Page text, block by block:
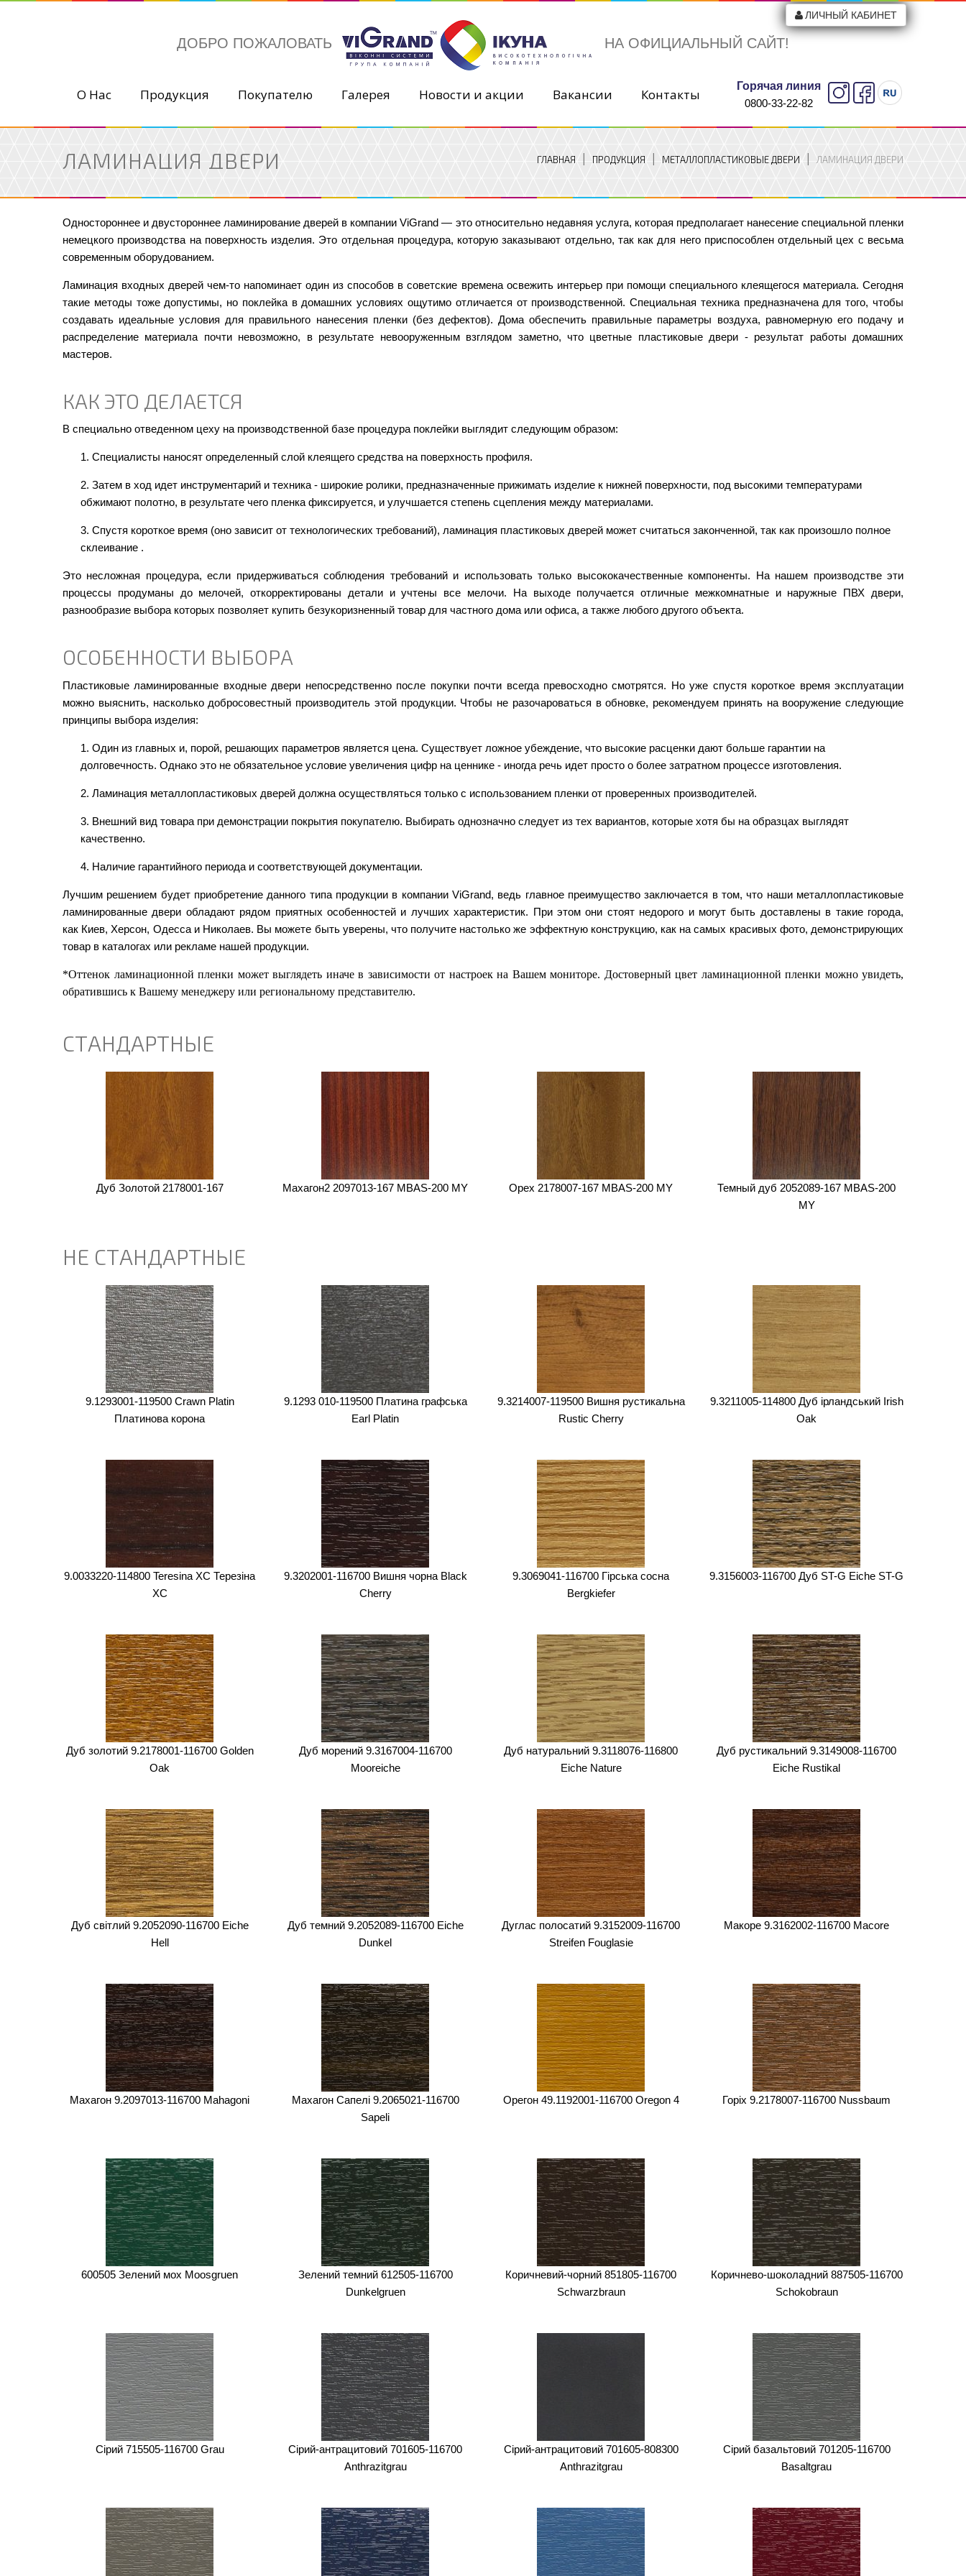
ЛИЧНЫЙ КАБИНЕТ
ДОБРО ПОЖАЛОВАТЬ НА ОФИЦИАЛЬНЫЙ САЙТ!
О Нас Продукция Покупателю Галерея Новости и акции Вакансии Контакты
Горячая линия
0800-33-22-82
ЛАМИНАЦИЯ ДВЕРИ ГЛАВНАЯ ПРОДУКЦИЯ МЕТАЛЛОПЛАСТИКОВЫЕ ДВЕРИ ЛАМИНАЦИЯ ДВЕРИ
Одностороннее и двустороннее ламинирование дверей в компании ViGrand — это относительно недавняя услуга, которая предполагает нанесение специальной пленки
немецкого производства на поверхность изделия. Это отдельная процедура, которую заказывают отдельно, так как для него приспособлен отдельный цех с весьма
современным оборудованием.
Ламинация входных дверей чем-то напоминает один из способов в советские времена освежить интерьер при помощи специального клеящегося материала. Сегодня
такие методы тоже допустимы, но поклейка в домашних условиях ощутимо отличается от производственной. Специальная техника предназначена для того, чтобы
создавать идеальные условия для правильного нанесения пленки (без дефектов). Дома обеспечить правильные параметры воздуха, равномерную его подачу и
распределение материала почти невозможно, в результате невооруженным взглядом заметно, что цветные пластиковые двери - результат работы домашних
мастеров.
КАК ЭТО ДЕЛАЕТСЯ
В специально отведенном цеху на производственной базе процедура поклейки выглядит следующим образом:
Специалисты наносят определенный слой клеящего средства на поверхность профиля.
Затем в ход идет инструментарий и техника - широкие ролики, предназначенные прижимать изделие к нижней поверхности, под высокими температурами
обжимают полотно, в результате чего пленка фиксируется, и улучшается степень сцепления между материалами.
Спустя короткое время (оно зависит от технологических требований), ламинация пластиковых дверей может считаться законченной, так как произошло полное
склеивание .
Это несложная процедура, если придерживаться соблюдения требований и использовать только высококачественные компоненты. На нашем производстве эти
процессы продуманы до мелочей, откорректированы детали и учтены все мелочи. На выходе получается отличные межкомнатные и наружные ПВХ двери,
разнообразие выбора которых позволяет купить безукоризненный товар для частного дома или офиса, а также любого другого объекта.
ОСОБЕННОСТИ ВЫБОРА
Пластиковые ламинированные входные двери непосредственно после покупки почти всегда превосходно смотрятся. Но уже спустя короткое время эксплуатации
можно выяснить, насколько добросовестный производитель этой продукции. Чтобы не разочароваться в обновке, рекомендуем принять на вооружение следующие
принципы выбора изделия:
Один из главных и, порой, решающих параметров является цена. Существует ложное убеждение, что высокие расценки дают больше гарантии на
долговечность. Однако это не обязательное условие увеличения цифр на ценнике - иногда речь идет просто о более затратном процессе изготовления.
Ламинация металлопластиковых дверей должна осуществляться только с использованием пленки от проверенных производителей.
Внешний вид товара при демонстрации покрытия покупателю. Выбирать однозначно следует из тех вариантов, которые хотя бы на образцах выглядят
качественно.
Наличие гарантийного периода и соответствующей документации.
Лучшим решением будет приобретение данного типа продукции в компании ViGrand, ведь главное преимущество заключается в том, что наши металлопластиковые
ламинированные двери обладают рядом приятных особенностей и лучших характеристик. При этом они стоят недорого и могут быть доставлены в такие города,
как Киев, Херсон, Одесса и Николаев. Вы можете быть уверены, что получите настолько же эффектную конструкцию, как на самых красивых фото, демонстрирующих
товар в каталогах или рекламе нашей продукции.
*Оттенок ламинационной пленки может выглядеть иначе в зависимости от настроек на Вашем мониторе. Достоверный цвет ламинационной пленки можно увидеть,
обратившись к Вашему менеджеру или региональному представителю.
СТАНДАРТНЫЕ
Дуб Золотой 2178001-167 Махагон2 2097013-167 MBAS-200 MY Орех 2178007-167 MBAS-200 MY
Темный дуб 2052089-167 MBAS-200
MY
НЕ СТАНДАРТНЫЕ
9.1293001-119500 Crawn Platin
Платинова корона
9.1293 010-119500 Платина графська
Earl Platin
9.3214007-119500 Вишня рустикальна
Rustic Cherry
9.3211005-114800 Дуб ірландський Irish
Oak
9.0033220-114800 Teresina XC Терезіна
XC
9.3202001-116700 Вишня чорна Black
Cherry
9.3069041-116700 Гірська сосна
Bergkiefer
9.3156003-116700 Дуб ST-G Eiche ST-G
Дуб золотий 9.2178001-116700 Golden
Oak
Дуб морений 9.3167004-116700
Mooreiche
Дуб натуральний 9.3118076-116800
Eiche Nature
Дуб рустикальний 9.3149008-116700
Eiche Rustikal
Дуб світлий 9.2052090-116700 Eiche
Hell
Дуб темний 9.2052089-116700 Eiche
Dunkel
Дуглас полосатий 9.3152009-116700
Streifen Fouglasie
Макоре 9.3162002-116700 Macore
Махагон 9.2097013-116700 Mahagoni
Махагон Сапелі 9.2065021-116700
Sapeli
Орегон 49.1192001-116700 Oregon 4 Горіх 9.2178007-116700 Nussbaum
600505 Зелений мох Moosgruen
Зелений темний 612505-116700
Dunkelgruen
Коричневий-чорний 851805-116700
Schwarzbraun
Коричнево-шоколадний 887505-116700
Schokobraun
Сірий 715505-116700 Grau
Сірий-антрацитовий 701605-116700
Anthrazitgrau
Сірий-антрацитовий 701605-808300
Anthrazitgrau
Сірий базальтовий 701205-116700
Basaltgrau